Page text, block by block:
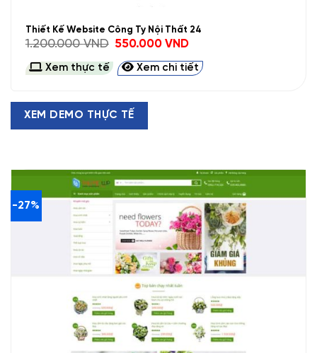
Thiết Kế Website Công Ty Nội Thất 24
1.200.000VND
Giá
là:
1.200.000 VND.
550.000VNDGiá
tại
là:
550.000 VND.
Xem thực tế Xem chi tiết
XEM DEMO THỰC TẾ
-27%